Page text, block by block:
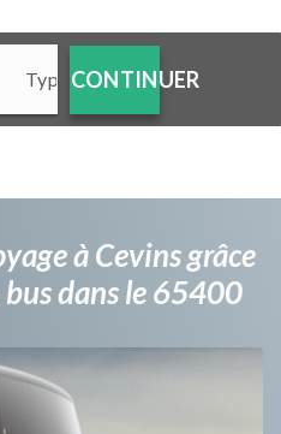
CONTINUER
à Cevins grâce
dans le 65400